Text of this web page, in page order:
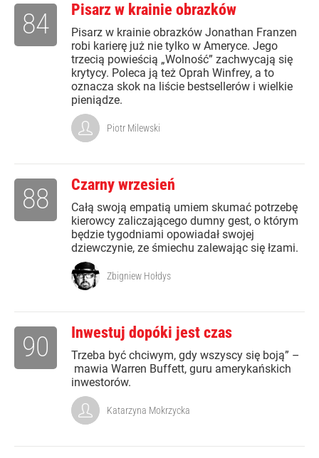
Pisarz w krainie obrazków
Pisarz w krainie obrazków Jonathan Franzen
robi karierę już nie tylko w Ameryce. Jego
trzecią powieścią „Wolność” zachwycają się
krytycy. Poleca ją też Oprah Winfrey, a to
oznacza skok na liście bestsellerów i wielkie
pieniądze.
84
Piotr Milewski
Czarny wrzesień
Całą swoją empatią umiem skumać potrzebę
kierowcy zaliczającego dumny gest, o którym
będzie tygodniami opowiadał swojej
dziewczynie, ze śmiechu zalewając się łzami.
88
Zbigniew Hołdys
Inwestuj dopóki jest czas
Trzeba być chciwym, gdy wszyscy się boją” –
mawia Warren Buffett, guru amerykańskich
inwestorów.
90
Katarzyna Mokrzycka